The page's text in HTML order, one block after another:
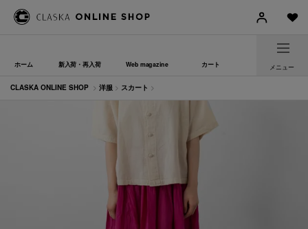
ホーム 新入荷・再入荷 Web magazine カート メニュー
CLASKA ONLINE SHOP > 洋服 > スカート >